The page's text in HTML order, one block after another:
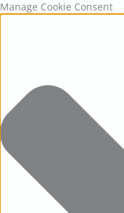
Manage Cookie Consent
Functional
Preferences
Statistics
Marketing